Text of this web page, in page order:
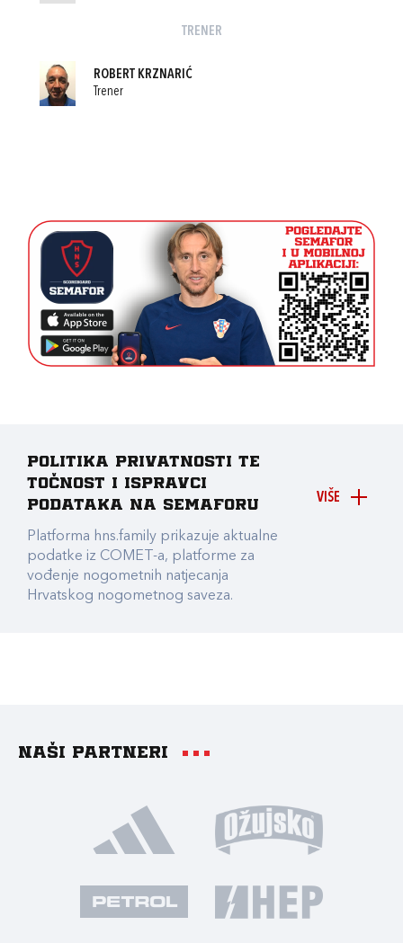
TRENER
ROBERT KRZNARIĆ
Trener
VIŠE
Politika privatnosti te
točnost i ispravci
podataka na Semaforu
Platforma hns.family prikazuje aktualne
podatke iz COMET-a, platforme za
vođenje nogometnih natjecanja
Hrvatskog nogometnog saveza.
Naši partneri